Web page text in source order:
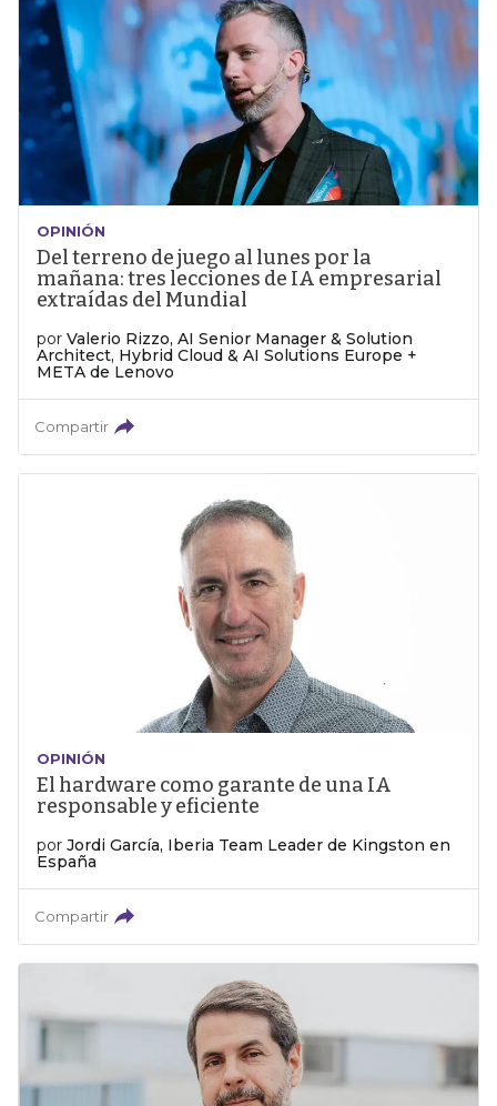
OPINIÓN
Del terreno de juego al lunes por la
mañana: tres lecciones de IA empresarial
extraídas del Mundial
por Valerio Rizzo, AI Senior Manager & Solution
Architect, Hybrid Cloud & AI Solutions Europe +
META de Lenovo
Compartir
OPINIÓN
El hardware como garante de una IA
responsable y eficiente
por Jordi García, Iberia Team Leader de Kingston en
España
Compartir